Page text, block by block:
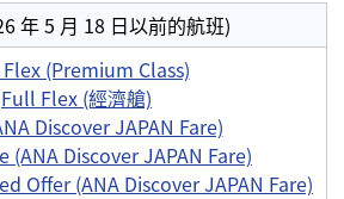
年 5 月 18 日以前的航班)
(Premium Class)
Full Flex (經濟艙)
Discover JAPAN Fare)
(ANA Discover JAPAN Fare)
Offer (ANA Discover JAPAN Fare)